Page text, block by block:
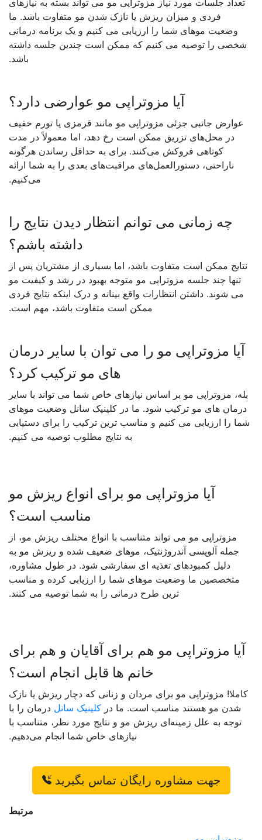
فردی و میزان ریزش یا نازک شدن مو متفاوت باشد. ما
وضعیت موهای شما را ارزیابی می کنیم و یک برنامه درمانی
شخصی را توصیه می کنیم که ممکن است چندین جلسه داشته
باشد.
آیا مزوتراپی مو عوارضی دارد؟
عوارض جانبی جزئی مزوتراپی مو مانند قرمزی یا تورم خفیف
در محل‌های تزریق ممکن است رخ دهد، اما معمولاً در مدت
کوتاهی فروکش می‌کنند. برای به حداقل رساندن هرگونه
ناراحتی، دستورالعمل‌های مراقبت‌های بعدی را به شما ارائه
می‌کنیم.
چه زمانی می توانم انتظار دیدن نتایج را
داشته باشم؟
نتایج ممکن است متفاوت باشد، اما بسیاری از مشتریان پس از
تنها چند جلسه مزوتراپی مو متوجه بهبود در رشد و کیفیت مو
می شوند. داشتن انتظارات واقع بینانه و درک اینکه نتایج فردی
ممکن است متفاوت باشد، مهم است.
آیا مزوتراپی مو را می توان با سایر درمان
های مو ترکیب کرد؟
بله، مزوتراپی مو بر اساس نیازهای خاص شما می تواند با سایر
درمان های مو ترکیب شود. ما در کلینیک سانل وضعیت موهای
شما را ارزیابی می کنیم و مناسب ترین ترکیب را برای دستیابی
به نتایج مطلوب توصیه می کنیم.
آیا مزوتراپی مو برای انواع ریزش مو
مناسب است؟
مزوتراپی مو می تواند متناسب با انواع مختلف ریزش مو، از
جمله آلوپسی آندروژنتیک، موهای ضعیف شده و ریزش مو به
دلیل کمبودهای تغذیه ای سفارشی شود. در طول مشاوره،
متخصصین ما وضعیت موهای شما را ارزیابی کرده و مناسب
ترین طرح درمانی را به شما توصیه می کنند.
آیا مزوتراپی مو هم برای آقایان و هم برای
خانم ها قابل انجام است؟
کاملا! مزوتراپی مو برای مردان و زنانی که دچار ریزش یا نازک
شدن مو هستند مناسب است. ما در کلینیک سانل درمان را با
توجه به علل زمینه‌ای ریزش مو و نتایج مورد نظر، متناسب با
نیازهای خاص شما انجام می‌دهیم.
جهت مشاوره رایگان تماس بگیرید
مرتبط